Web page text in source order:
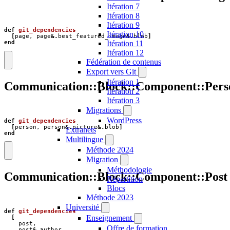
Itération 7
Itération 8
Itération 9
Itération 10
Itération 11
Itération 12
Fédération de contenus
Export vers Git
Itération 1
Itération 2
Itération 3
Migrations
WordPress
Extranets
Multilingue
Méthode 2024
Migration
Méthodologie
Répartition
Blocs
Méthode 2023
Université
Enseignement
Offre de formation
def
git_dependencies
page , page&. best_featured_image&.blob
end
def
git_dependencies
[ person , person&. picture&. blob]
end
Communication::Block::Component::Post
def
git_dependencies
[
post ,